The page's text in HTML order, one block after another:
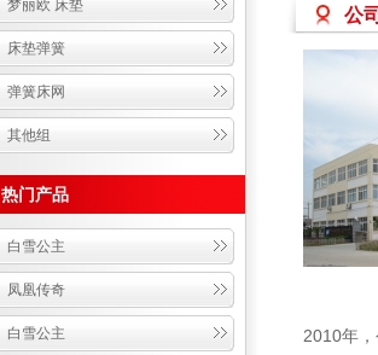
梦丽欧 床垫
床垫弹簧
弹簧床网
其他组
热门产品
白雪公主
凤凰传奇
白雪公主
公
2010年